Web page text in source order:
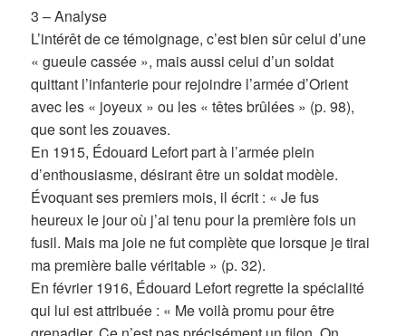
3 – Analyse
L’intérêt de ce témoignage, c’est bien sûr celui d’une
« gueule cassée », mais aussi celui d’un soldat
quittant l’infanterie pour rejoindre l’armée d’Orient
avec les « joyeux » ou les « têtes brûlées » (p. 98),
que sont les zouaves.
En 1915, Édouard Lefort part à l’armée plein
d’enthousiasme, désirant être un soldat modèle.
Évoquant ses premiers mois, il écrit : « Je fus
heureux le jour où j’ai tenu pour la première fois un
fusil. Mais ma joie ne fut complète que lorsque je tirai
ma première balle véritable » (p. 32).
En février 1916, Édouard Lefort regrette la spécialité
qui lui est attribuée : « Me voilà promu pour être